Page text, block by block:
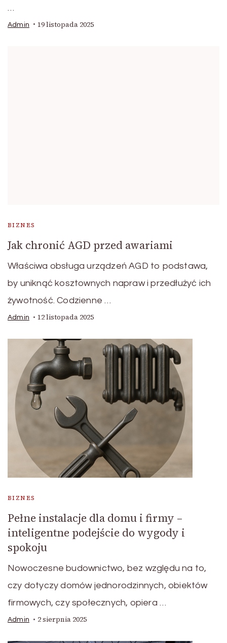
…
Admin 19 listopada 2025
BIZNES
Jak chronić AGD przed awariami
Właściwa obsługa urządzeń AGD to podstawa,
by uniknąć kosztownych napraw i przedłużyć ich
żywotność. Codzienne …
Admin 12 listopada 2025
BIZNES
Pełne instalacje dla domu i firmy –
inteligentne podejście do wygody i
spokoju
Nowoczesne budownictwo, bez względu na to,
czy dotyczy domów jednorodzinnych, obiektów
firmowych, czy społecznych, opiera …
Admin 2 sierpnia 2025